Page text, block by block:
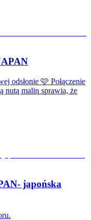
odsłonie 🩷 Połączenie
nutą malin sprawia, że
japońska